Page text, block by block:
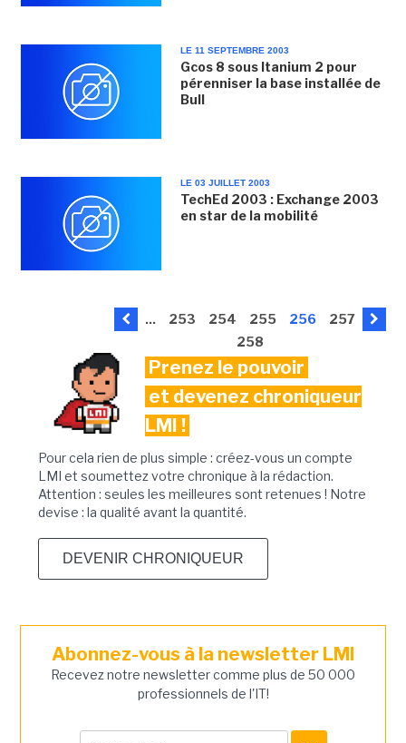
LE 11 SEPTEMBRE 2003
Gcos 8 sous Itanium 2 pour
pérenniser la base installée de
Bull
LE 03 JUILLET 2003
TechEd 2003 : Exchange 2003
en star de la mobilité
... 253 254 255 256
257
258
Prenez le pouvoir
et devenez chroniqueur
LMI !
Pour cela rien de plus simple : créez-vous un compte
LMI et soumettez votre chronique à la rédaction.
Attention : seules les meilleures sont retenues ! Notre
devise : la qualité avant la quantité.
DEVENIR CHRONIQUEUR
Abonnez-vous à la newsletter LMI
Recevez notre newsletter comme plus de 50 000
professionnels de l'IT!